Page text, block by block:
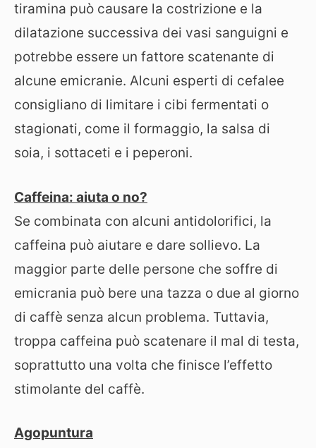
tiramina può causare la costrizione e la
dilatazione successiva dei vasi sanguigni e
potrebbe essere un fattore scatenante di
alcune emicranie. Alcuni esperti di cefalee
consigliano di limitare i cibi fermentati o
stagionati, come il formaggio, la salsa di
soia, i sottaceti e i peperoni.
Caffeina: aiuta o no?
Se combinata con alcuni antidolorifici, la
caffeina può aiutare e dare sollievo. La
maggior parte delle persone che soffre di
emicrania può bere una tazza o due al giorno
di caffè senza alcun problema. Tuttavia,
troppa caffeina può scatenare il mal di testa,
soprattutto una volta che finisce l’effetto
stimolante del caffè.
Agopuntura